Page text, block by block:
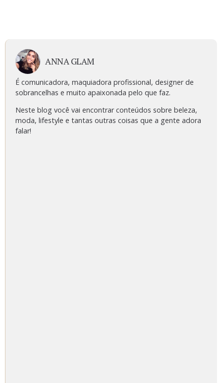
ANNA GLAM
É comunicadora, maquiadora profissional, designer de
sobrancelhas e muito apaixonada pelo que faz.
Neste blog você vai encontrar conteúdos sobre beleza,
moda, lifestyle e tantas outras coisas que a gente adora
falar!